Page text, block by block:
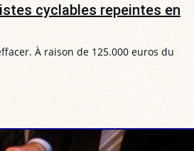
cyclables repeintes en
À raison de 125.000 euros du